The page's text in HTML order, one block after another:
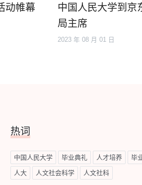
动帷幕
中国人民大学到京
局主席
2023 年 08 月 01 日
热词
中国人民大学 毕业典礼 人才培养 毕
人大 人文社会科学 人文社科